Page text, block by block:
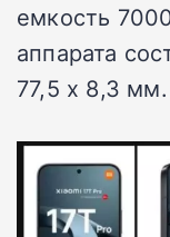
емкость
аппарата
77,5 x 8,3 мм.